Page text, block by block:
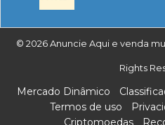
© 2026 Anuncie Aqui e venda
Rights
Mercado Dinâmico
Termos de uso
Criptomoedas